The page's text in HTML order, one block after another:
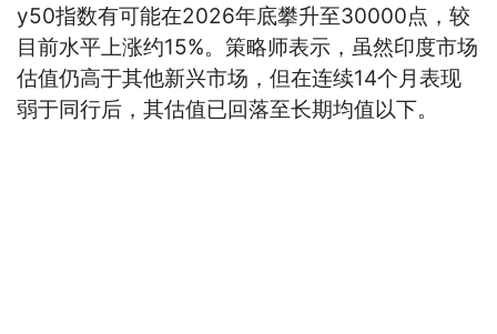
y50指数有可能在2026年底攀升至30000点，较
目前水平上涨约15%。策略师表示，虽然印度市场
估值仍高于其他新兴市场，但在连续14个月表现
弱于同行后，其估值已回落至长期均值以下。